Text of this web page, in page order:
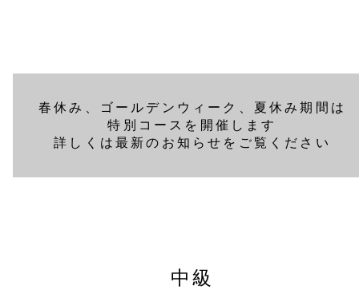
春休み、ゴールデンウィーク、夏休み期間は
特別コースを開催します
詳しくは最新のお知らせをご覧ください
中級